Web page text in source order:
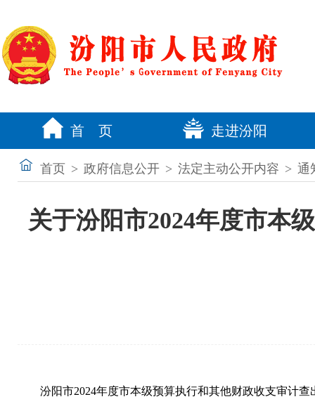
首 页 走进汾阳
首页 > 政府信息公开 > 法定主动公开内容 > 通
关于汾阳市2024年度市本
汾阳市2024年度市本级预算执行和其他财政收支审计